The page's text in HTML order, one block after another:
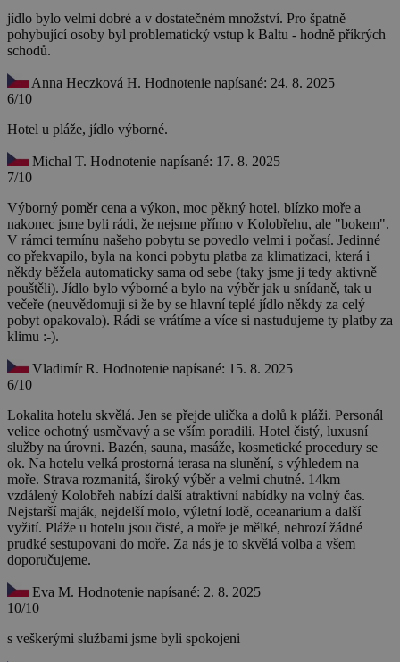
jídlo bylo velmi dobré a v dostatečném množství. Pro špatně
pohybující osoby byl problematický vstup k Baltu - hodně příkrých
schodů.
Anna Heczková H. Hodnotenie napísané: 24. 8. 2025
6/10
Hotel u pláže, jídlo výborné.
Michal T. Hodnotenie napísané: 17. 8. 2025
7/10
Výborný poměr cena a výkon, moc pěkný hotel, blízko moře a
nakonec jsme byli rádi, že nejsme přímo v Kolobřehu, ale "bokem".
V rámci termínu našeho pobytu se povedlo velmi i počasí. Jedinné
co překvapilo, byla na konci pobytu platba za klimatizaci, která i
někdy běžela automaticky sama od sebe (taky jsme ji tedy aktivně
pouštěli). Jídlo bylo výborné a bylo na výběr jak u snídaně, tak u
večeře (neuvědomuji si že by se hlavní teplé jídlo někdy za celý
pobyt opakovalo). Rádi se vrátíme a více si nastudujeme ty platby za
klimu :-).
Vladimír R. Hodnotenie napísané: 15. 8. 2025
6/10
Lokalita hotelu skvělá. Jen se přejde ulička a dolů k pláži. Personál
velice ochotný usměvavý a se vším poradili. Hotel čistý, luxusní
služby na úrovni. Bazén, sauna, masáže, kosmetické procedury se
ok. Na hotelu velká prostorná terasa na slunění, s výhledem na
moře. Strava rozmanitá, široký výběr a velmi chutné. 14km
vzdálený Kolobřeh nabízí další atraktivní nabídky na volný čas.
Nejstarší maják, nejdelší molo, výletní lodě, oceanarium a další
vyžití. Pláže u hotelu jsou čisté, a moře je mělké, nehrozí žádné
prudké sestupovani do moře. Za nás je to skvělá volba a všem
doporučujeme.
Eva M. Hodnotenie napísané: 2. 8. 2025
10/10
s veškerými službami jsme byli spokojeni